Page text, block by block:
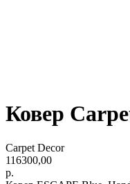
Ковер
Carpet Decor
116300,00
р.